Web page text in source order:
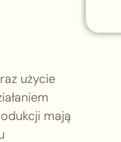
użycie
mają